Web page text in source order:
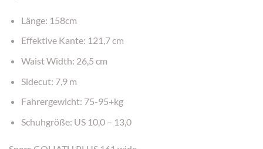
Länge: 158cm
Effektive Kante: 121,7 cm
Waist Width: 26,5 cm
Sidecut: 7,9 m
Fahrergewicht: 75-95+kg
Schuhgröße: US 10,0 – 13,0